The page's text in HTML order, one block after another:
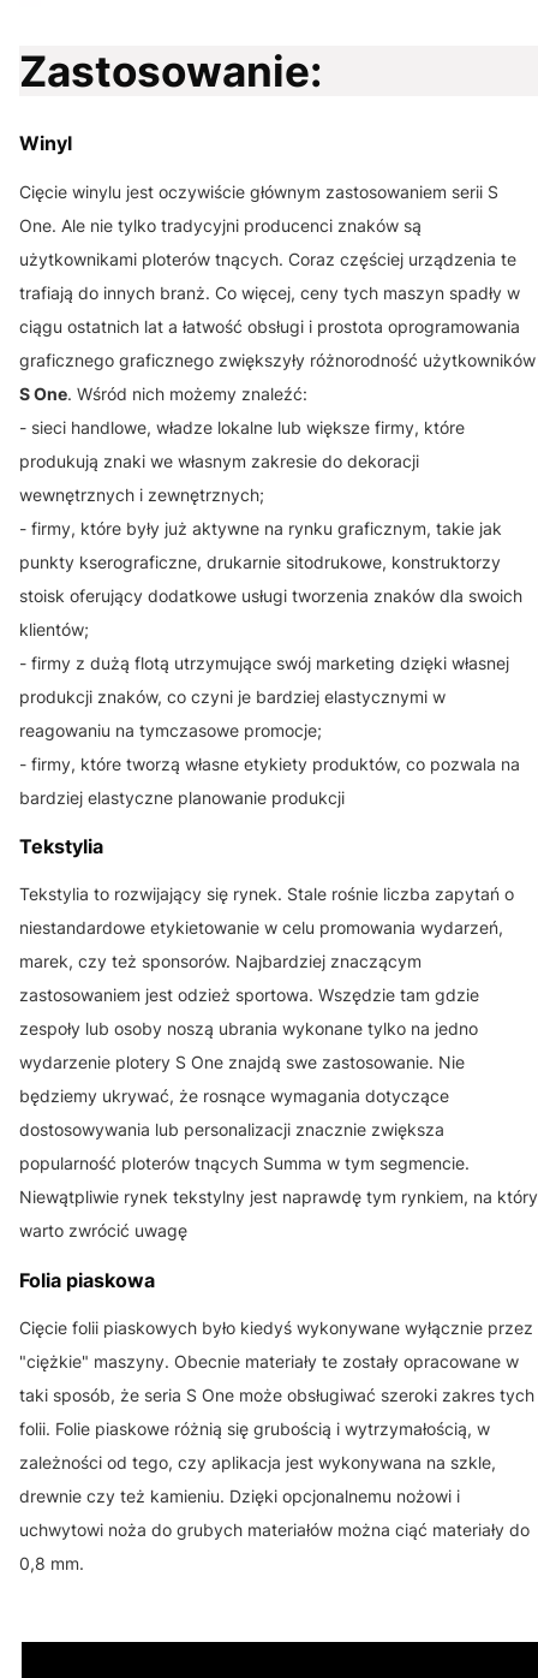
Zastosowanie:
Winyl
Cięcie winylu jest oczywiście głównym zastosowaniem serii S
One. Ale nie tylko tradycyjni producenci znaków są
użytkownikami ploterów tnących. Coraz częściej urządzenia te
trafiają do innych branż. Co więcej, ceny tych maszyn spadły w
ciągu ostatnich lat a łatwość obsługi i prostota oprogramowania
graficznego graficznego zwiększyły różnorodność użytkowników
S One. Wśród nich możemy znaleźć:
- sieci handlowe, władze lokalne lub większe firmy, które
produkują znaki we własnym zakresie do dekoracji
wewnętrznych i zewnętrznych;
- firmy, które były już aktywne na rynku graficznym, takie jak
punkty kserograficzne, drukarnie sitodrukowe, konstruktorzy
stoisk oferujący dodatkowe usługi tworzenia znaków dla swoich
klientów;
- firmy z dużą flotą utrzymujące swój marketing dzięki własnej
produkcji znaków, co czyni je bardziej elastycznymi w
reagowaniu na tymczasowe promocje;
- firmy, które tworzą własne etykiety produktów, co pozwala na
bardziej elastyczne planowanie produkcji
Tekstylia
Tekstylia to rozwijający się rynek. Stale rośnie liczba zapytań o
niestandardowe etykietowanie w celu promowania wydarzeń,
marek, czy też sponsorów. Najbardziej znaczącym
zastosowaniem jest odzież sportowa. Wszędzie tam gdzie
zespoły lub osoby noszą ubrania wykonane tylko na jedno
wydarzenie plotery S One znajdą swe zastosowanie. Nie
będziemy ukrywać, że rosnące wymagania dotyczące
dostosowywania lub personalizacji znacznie zwiększa
popularność ploterów tnących Summa w tym segmencie.
Niewątpliwie rynek tekstylny jest naprawdę tym rynkiem, na który
warto zwrócić uwagę
Folia piaskowa
Cięcie folii piaskowych było kiedyś wykonywane wyłącznie przez
"ciężkie" maszyny. Obecnie materiały te zostały opracowane w
taki sposób, że seria S One może obsługiwać szeroki zakres tych
folii. Folie piaskowe różnią się grubością i wytrzymałością, w
zależności od tego, czy aplikacja jest wykonywana na szkle,
drewnie czy też kamieniu. Dzięki opcjonalnemu nożowi i
uchwytowi noża do grubych materiałów można ciąć materiały do
0,8 mm.